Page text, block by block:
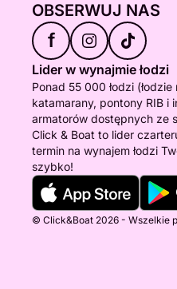
OBSERWUJ NAS
f
Lider w wynajmie łodzi
Ponad 55 000 łodzi
katamarany, pontony RIB i
armatorów dostępnych ze
Click & Boat to lider
termin na wynajem łodzi
szybko!
© Click&Boat 2026 - Wszelkie